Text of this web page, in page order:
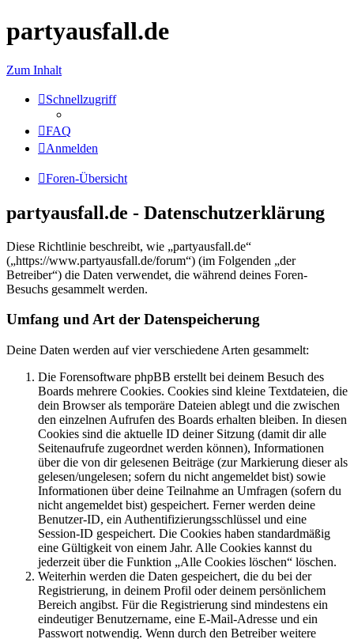
partyausfall.de
Zum Inhalt
Schnellzugriff
FAQ
Anmelden
Foren-Übersicht
partyausfall.de - Datenschutzerklärung
Diese Richtlinie beschreibt, wie „partyausfall.de“
(„https://www.partyausfall.de/forum“) (im Folgenden „der
Betreiber“) die Daten verwendet, die während deines Foren-
Besuchs gesammelt werden.
Umfang und Art der Datenspeicherung
Deine Daten werden auf vier verschiedene Arten gesammelt:
Die Forensoftware phpBB erstellt bei deinem Besuch des
Boards mehrere Cookies. Cookies sind kleine Textdateien, die
dein Browser als temporäre Dateien ablegt und die zwischen
den einzelnen Aufrufen des Boards erhalten bleiben. In diesen
Cookies sind die aktuelle ID deiner Sitzung (damit dir alle
Seitenaufrufe zugeordnet werden können), Informationen
über die von dir gelesenen Beiträge (zur Markierung dieser als
gelesen/ungelesen; sofern du nicht angemeldet bist) sowie
Informationen über deine Teilnahme an Umfragen (sofern du
nicht angemeldet bist) gespeichert. Ferner werden deine
Benutzer-ID, ein Authentifizierungsschlüssel und eine
Session-ID gespeichert. Die Cookies haben standardmäßig
eine Gültigkeit von einem Jahr. Alle Cookies kannst du
jederzeit über die Funktion „Alle Cookies löschen“ löschen.
Weiterhin werden die Daten gespeichert, die du bei der
Registrierung, in deinem Profil oder deinem persönlichem
Bereich angibst. Für die Registrierung sind mindestens ein
eindeutiger Benutzername, eine E-Mail-Adresse und ein
Passwort notwendig. Wenn durch den Betreiber weitere